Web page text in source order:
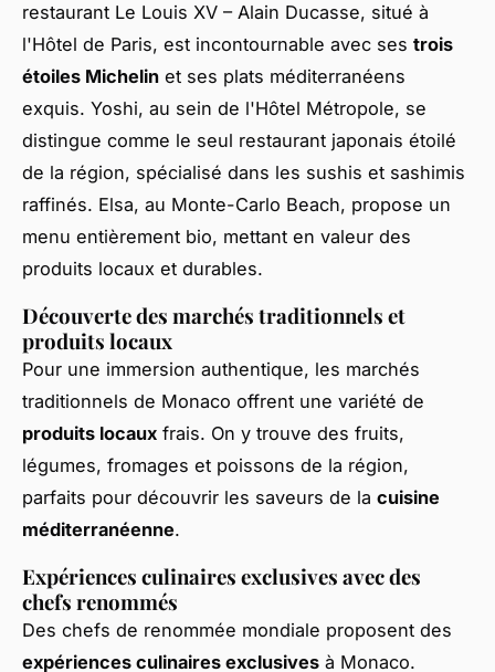
restaurant Le Louis XV – Alain Ducasse, situé à
l'Hôtel de Paris, est incontournable avec ses trois
étoiles Michelin et ses plats méditerranéens
exquis. Yoshi, au sein de l'Hôtel Métropole, se
distingue comme le seul restaurant japonais étoilé
de la région, spécialisé dans les sushis et sashimis
raffinés. Elsa, au Monte-Carlo Beach, propose un
menu entièrement bio, mettant en valeur des
produits locaux et durables.
Découverte des marchés traditionnels et
produits locaux
Pour une immersion authentique, les marchés
traditionnels de Monaco offrent une variété de
produits locaux frais. On y trouve des fruits,
légumes, fromages et poissons de la région,
parfaits pour découvrir les saveurs de la cuisine
méditerranéenne.
Expériences culinaires exclusives avec des
chefs renommés
Des chefs de renommée mondiale proposent des
expériences culinaires exclusives à Monaco.